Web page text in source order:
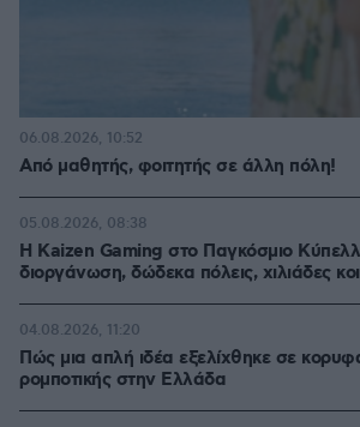
Από μαθητής, φοιτητής σε άλλη πόλη!
06.08.2026, 10:52
H Kaizen Gaming στο Παγκόσμιο
διοργάνωση, δώδεκα πόλεις, χιλιάδες
05.08.2026, 08:38
Πώς μια απλή ιδέα εξελίχθηκε σε
ρομποτικής στην Ελλάδα
04.08.2026, 11:20